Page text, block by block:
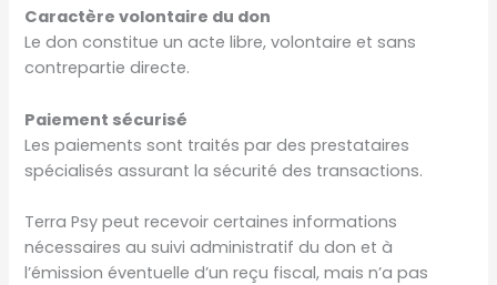
Caractère volontaire du don
Le don constitue un acte libre, volontaire et sans
contrepartie directe.
Paiement sécurisé
Les paiements sont traités par des prestataires
spécialisés assurant la sécurité des transactions.
Terra Psy peut recevoir certaines informations
nécessaires au suivi administratif du don et à
l’émission éventuelle d’un reçu fiscal, mais n’a pas